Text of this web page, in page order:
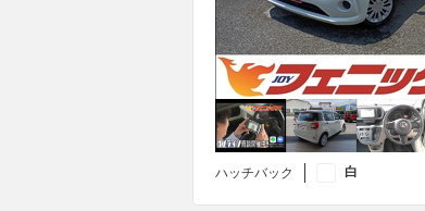
ハッチバック 白